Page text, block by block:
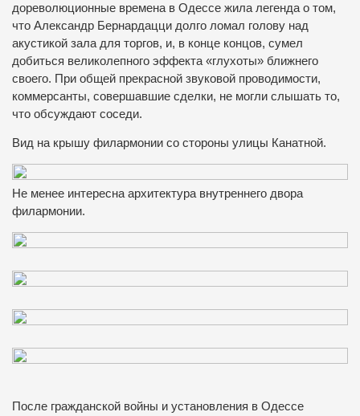
дореволюционные времена в Одессе жила легенда о том,
что Александр Бернардацци долго ломал голову над
акустикой зала для торгов, и, в конце концов, сумел
добиться великолепного эффекта «глухоты» ближнего
своего. При общей прекрасной звуковой проводимости,
коммерсанты, совершавшие сделки, не могли слышать то,
что обсуждают соседи.
Вид на крышу филармонии со стороны улицы Канатной.
Не менее интересна архитектура внутреннего двора
филармонии.
После гражданской войны и установления в Одессе